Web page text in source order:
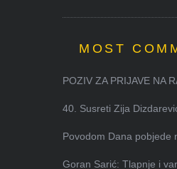
MOST
POZIV ZA PRIJAVE NA
40. Susreti Zija
Povodom Dana pobjede
Goran Sarić: Tlapnje i